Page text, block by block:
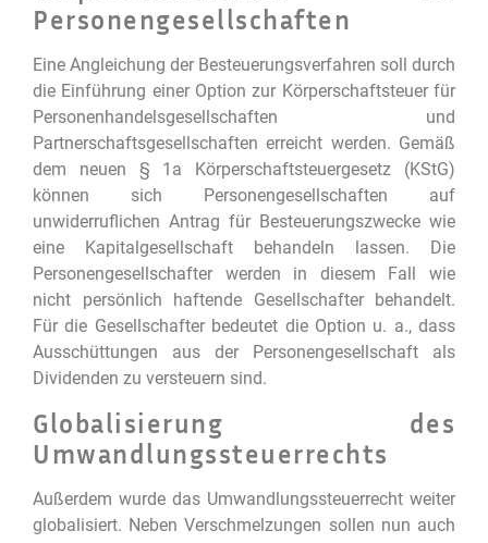
Personengesellschaften
Eine Angleichung der Besteuerungsverfahren soll durch
die Einführung einer Option zur Körperschaftsteuer für
Personenhandelsgesellschaften und
Partnerschaftsgesellschaften erreicht werden. Gemäß
dem neuen § 1a Körperschaftsteuergesetz (KStG)
können sich Personengesellschaften auf
unwiderruflichen Antrag für Besteuerungszwecke wie
eine Kapitalgesellschaft behandeln lassen. Die
Personengesellschafter werden in diesem Fall wie
nicht persönlich haftende Gesellschafter behandelt.
Für die Gesellschafter bedeutet die Option u. a., dass
Ausschüttungen aus der Personengesellschaft als
Dividenden zu versteuern sind.
Globalisierung des
Umwandlungssteuerrechts
Außerdem wurde das Umwandlungssteuerrecht weiter
globalisiert. Neben Verschmelzungen sollen nun auch